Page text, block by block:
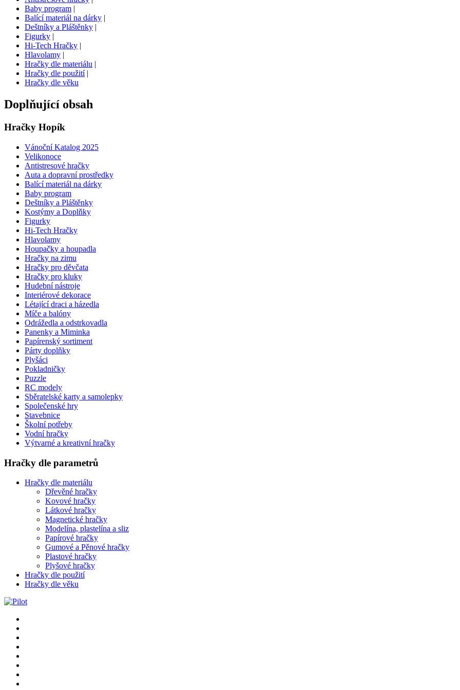
Baby program |
Balící materiál na dárky |
Deštníky a Pláštěnky |
Figurky |
Hi-Tech Hračky |
Hlavolamy |
Hračky dle materiálu |
Hračky dle použití|
Hračky dle věku
Doplňující obsah
Hračky Hopík
Vánoční Katalog 2025
Velikonoce
Antistresové hračky
Auta a dopravní prostředky
Balící materiál na dárky
Baby program
Deštníky a Pláštěnky
Kostýmy a Doplňky
Figurky
Hi-Tech Hračky
Hlavolamy
Houpačky a houpadla
Hračky na zimu
Hračky pro děvčata
Hračky pro kluky
Hudební nástroje
Interiérové dekorace
Létající draci a házedla
Míče a balóny
Odrážedla a odstrkovadla
Panenky a Miminka
Papírenský sortiment
Párty doplňky
Plyšáci
Pokladničky
Puzzle
RC modely
Sběratelské karty a samolepky
Společenské hry
Stavebnice
Školní potřeby
Vodní hračky
Výtvarné a kreativní hračky
Hračky dle parametrů
Hračky dle materiálu
Dřevěné hračky
Kovové hračky
Látkové hračky
Magnetické hračky
Modelína, plastelína a sliz
Papírové hračky
Gumové a Pěnové hračky
Plastové hračky
Plyšové hračky
Hračky dle použití
Hračky dle věku